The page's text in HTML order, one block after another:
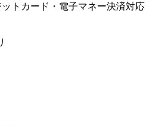
トカード・電子マネー決済対応